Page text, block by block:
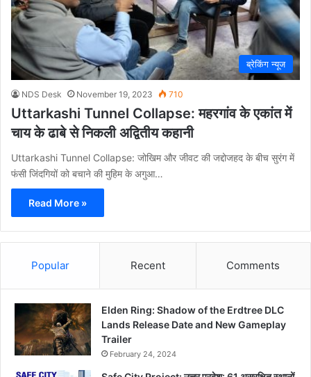
ब्रेकिंग न्यूज
NDS Desk November 19, 2023 710
Uttarkashi Tunnel Collapse: महरगांव के एकांत में
चाय के ढाबे से निकली अद्वितीय कहानी
Uttarkashi Tunnel Collapse: जोखिम और जीवट की जद्दोजहद के बीच सुरंग में
फंसी जिंदगियों को बचाने की मुहिम के अगुआ…
Read More »
Popular Recent Comments
Elden Ring: Shadow of the Erdtree DLC
Lands Release Date and New Gameplay
Trailer
February 24, 2024